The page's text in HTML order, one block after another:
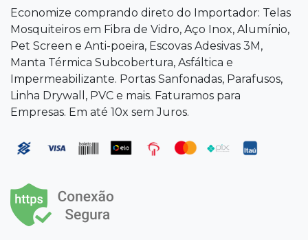
Economize comprando direto do Importador: Telas
Mosquiteiros em Fibra de Vidro, Aço Inox, Alumínio,
Pet Screen e Anti-poeira, Escovas Adesivas 3M,
Manta Térmica Subcobertura, Asfáltica e
Impermeabilizante. Portas Sanfonadas, Parafusos,
Linha Drywall, PVC e mais. Faturamos para
Empresas. Em até 10x sem Juros.